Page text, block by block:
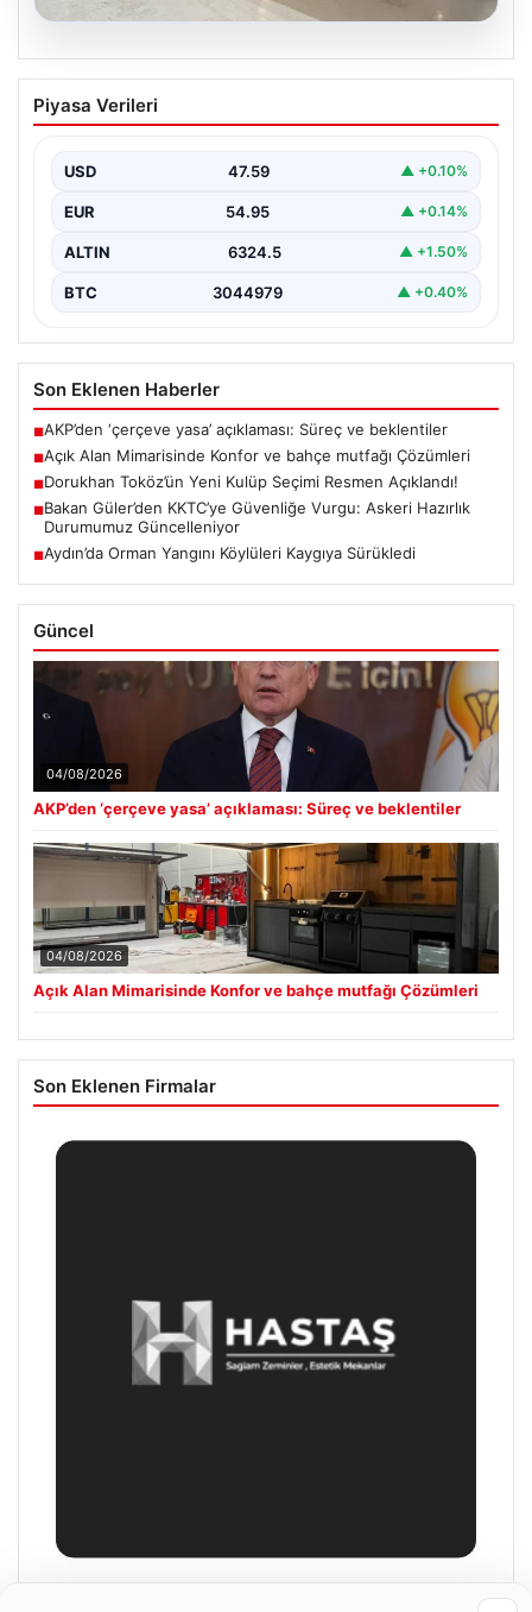
Açık Alan Mimarisinde Konfor ve bahçe
mutfağı Çözümleri
köşelerinden parçası gelmiştir. Doğayla uyumlu…
Piyasa Verileri
USD 47.59 ▲ +0.10%
EUR 54.95 ▲ +0.14%
ALTIN 6324.5 ▲ +1.50%
BTC 3044979 ▲ +0.40%
Son Eklenen Haberler
■AKP’den ‘çerçeve yasa’ açıklaması: Süreç ve beklentiler
■Açık Alan Mimarisinde Konfor ve bahçe mutfağı Çözümleri
■Dorukhan Toköz’ün Yeni Kulüp Seçimi Resmen Açıklandı!
■Bakan Güler’den KKTC’ye Güvenliğe Vurgu: Askeri Hazırlık
Durumumuz Güncelleniyor
■Aydın’da Orman Yangını Köylüleri Kaygıya Sürükledi
Güncel
04/08/2026
AKP’den ‘çerçeve yasa’ açıklaması: Süreç ve beklentiler
04/08/2026
Açık Alan Mimarisinde Konfor ve bahçe mutfağı Çözümleri
Son Eklenen Firmalar